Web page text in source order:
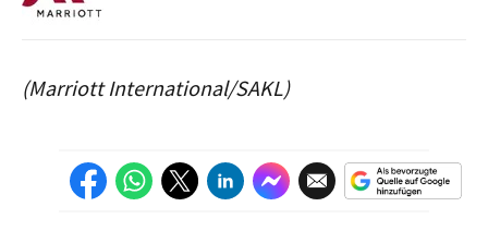
(Marriott International/SAKL)